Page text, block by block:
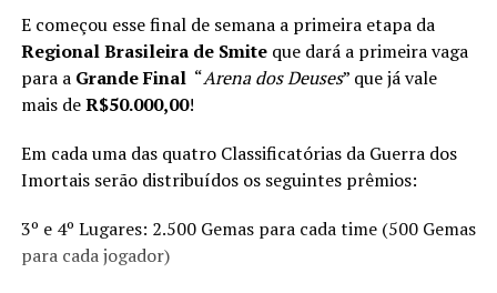
E começou esse final de semana a primeira etapa da
Regional Brasileira de Smiteque dará a primeira vaga
para a Grande Final “Arena dos Deuses” que já vale
mais deR$50.000,00!
Em cada uma das quatro Classificatórias da Guerra dos
Imortais serão distribuídos os seguintes prêmios:
3º e 4º Lugares: 2.500 Gemas para cada time (500 Gemas
para cada jogador)